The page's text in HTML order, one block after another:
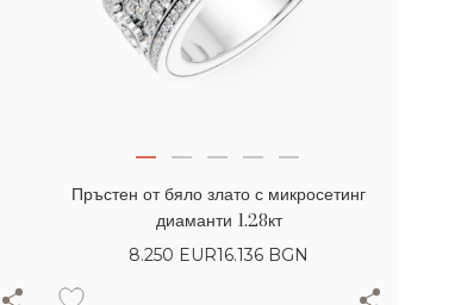
Пръстен от бяло злато с микросетинг
диаманти 1.28кт
8.250 EUR16.136 BGN